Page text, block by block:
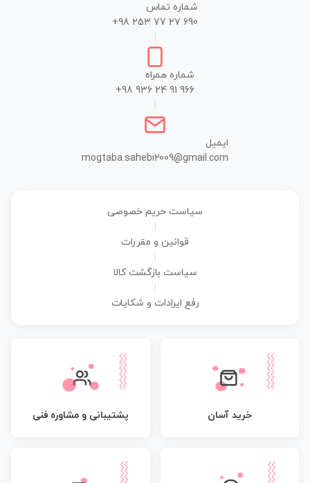
شماره تماس
+98 253 77 27 690
شماره همراه
+98 936 24 91 966
ایمیل
mogtaba.sahebi2009@gmail.com
سیاست حریم خصوصی
قوانین و مقررات
سیاست بازگشت کالا
رفع ایرادات و شکایات
خرید آسان پشتیبانی و مشاوره فنی